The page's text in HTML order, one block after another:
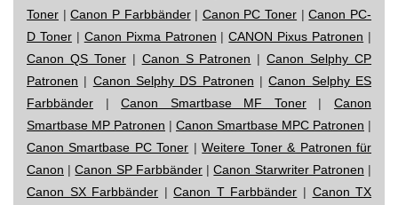
Toner |Canon P Farbbänder| Canon PC Toner |Canon PC-
D Toner| Canon Pixma Patronen |CANON Pixus Patronen |
Canon QS Toner| Canon S Patronen |Canon Selphy CP
Patronen | Canon Selphy DS Patronen |Canon Selphy ES
Farbbänder |Canon Smartbase MF Toner|Canon
Smartbase MP Patronen | Canon Smartbase MPC Patronen |
Canon Smartbase PC Toner |Weitere Toner & Patronen für
Canon |Canon SP Farbbänder|Canon Starwriter Patronen |
Canon SX Farbbänder |Canon T Farbbänder | Canon TX